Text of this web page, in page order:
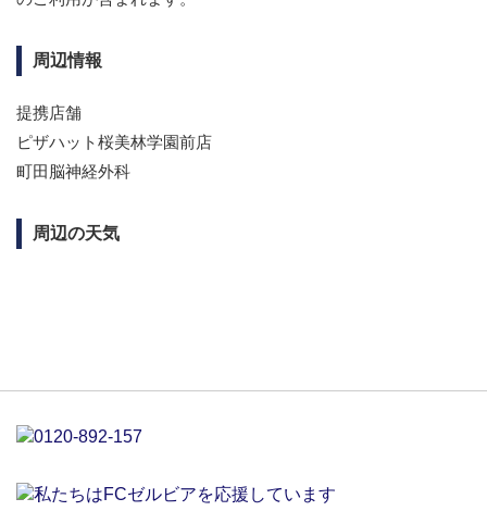
周辺情報
提携店舗
ピザハット桜美林学園前店
町田脳神経外科
周辺の天気